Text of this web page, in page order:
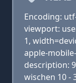
Encoding:
viewport:
1,
apple-
description:
wischen 10 -